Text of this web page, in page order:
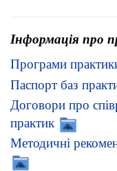
Інформація про
Програми
Паспорт баз
Договори про
практик
Методичні